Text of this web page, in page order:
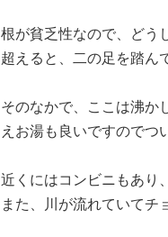
根が貧乏性なので、どう
超えると、二の足を踏ん
そのなかで、ここは沸か
えお湯も良いですのでつ
近くにはコンビニもあり
また、川が流れていてチ